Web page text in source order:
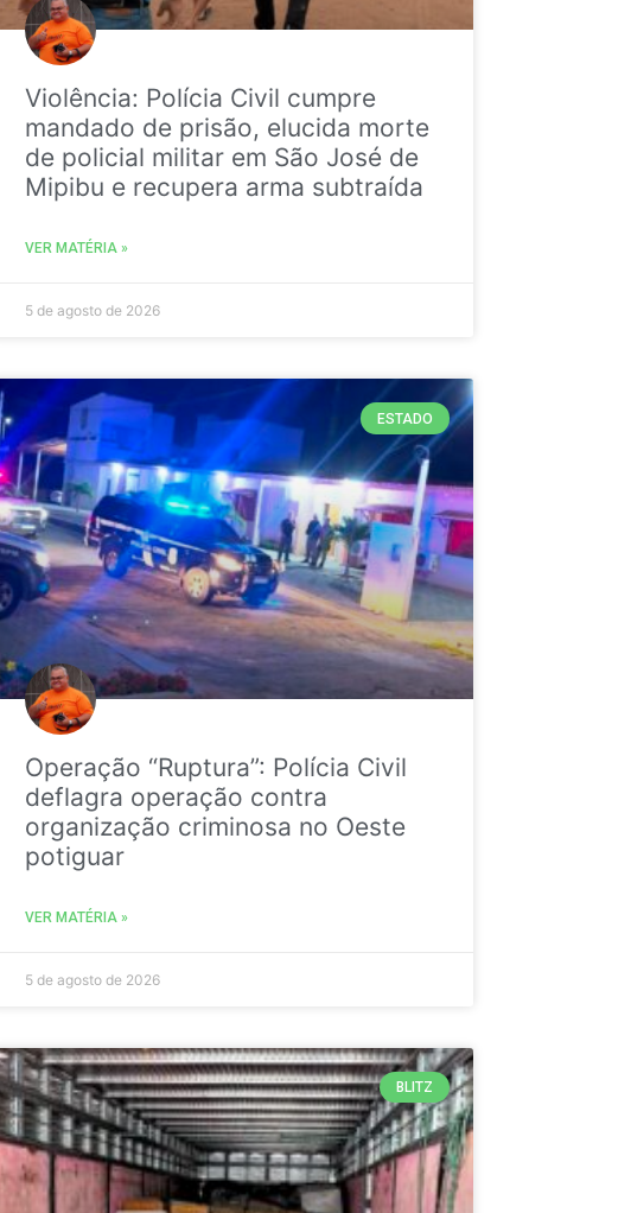
Violência: Polícia Civil cumpre
mandado de prisão, elucida morte
de policial militar em São José de
Mipibu e recupera arma subtraída
VER MATÉRIA »
5 de agosto de 2026
ESTADO
Operação “Ruptura”: Polícia Civil
deflagra operação contra
organização criminosa no Oeste
potiguar
VER MATÉRIA »
5 de agosto de 2026
BLITZ